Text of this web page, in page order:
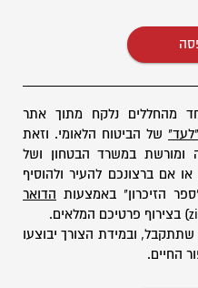
מהחללים נלקח מתוך אתר
"לעד" של הביטוח הלאומי. וזאת
ומורשת במשרד הבטחון ושל
אם ברצונכם להעיר ולהוסיף
הזיכרון" באמצעות הדואר
ובמידת הצורך יבוצעו
החיים.